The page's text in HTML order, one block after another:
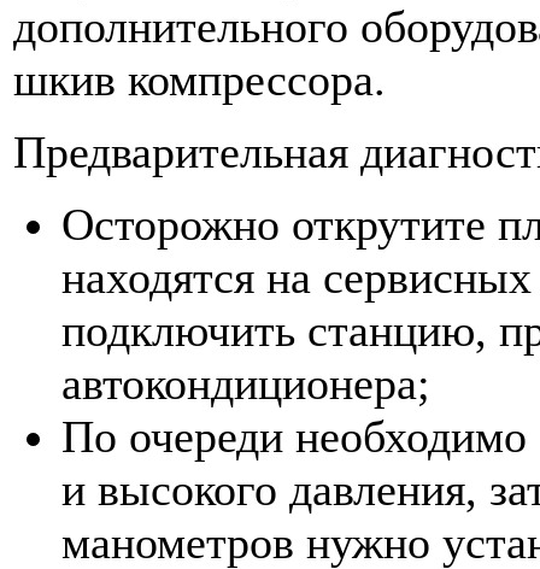
дополнительного
шкив компрессора.
Предварительная
Осторожно открутите
находятся на
подключить станцию,
автокондиционера;
По очереди необходимо
и высокого давления,
манометров нужно